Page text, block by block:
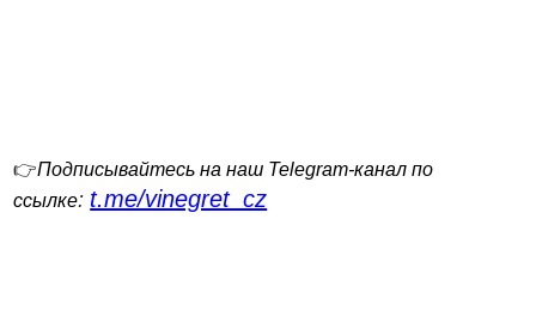
👉Подписывайтесь на наш Telegram-канал по
ссылке: t.me/vinegret_cz